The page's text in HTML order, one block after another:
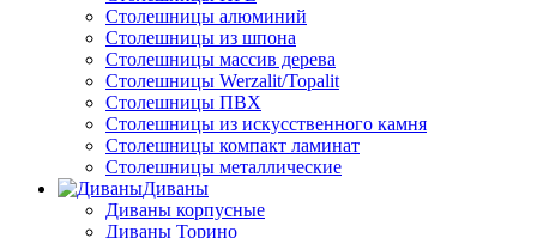
Столешницы алюминий
Столешницы из шпона
Столешницы массив дерева
Столешницы Werzalit/Topalit
Столешницы ПВХ
Столешницы из искусственного камня
Столешницы компакт ламинат
Столешницы металлические
Диваны
Диваны корпусные
Диваны Торино